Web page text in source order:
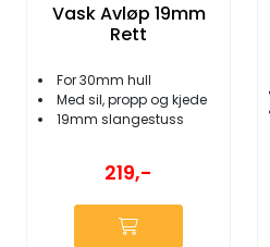
Vask Avløp 19mm
Rett
For 30mm hull
Med sil, propp og kjede
19mm slangestuss
219,-